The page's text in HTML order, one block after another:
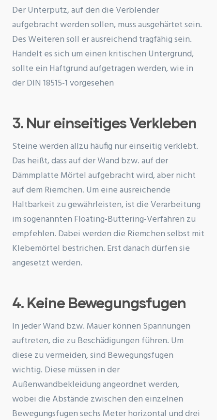
Der Unterputz, auf den die Verblender
aufgebracht werden sollen, muss ausgehärtet sein.
Des Weiteren soll er ausreichend tragfähig sein.
Handelt es sich um einen kritischen Untergrund,
sollte ein Haftgrund aufgetragen werden, wie in
der DIN 18515-1 vorgesehen
3. Nur einseitiges Verkleben
Steine werden allzu häufig nur einseitig verklebt.
Das heißt, dass auf der Wand bzw. auf der
Dämmplatte Mörtel aufgebracht wird, aber nicht
auf dem Riemchen. Um eine ausreichende
Haltbarkeit zu gewährleisten, ist die Verarbeitung
im sogenannten Floating-Buttering-Verfahren zu
empfehlen. Dabei werden die Riemchen selbst mit
Klebemörtel bestrichen. Erst danach dürfen sie
angesetzt werden.
4. Keine Bewegungsfugen
In jeder Wand bzw. Mauer können Spannungen
auftreten, die zu Beschädigungen führen. Um
diese zu vermeiden, sind Bewegungsfugen
wichtig. Diese müssen in der
Außenwandbekleidung angeordnet werden,
wobei die Abstände zwischen den einzelnen
Bewegungsfugen sechs Meter horizontal und drei